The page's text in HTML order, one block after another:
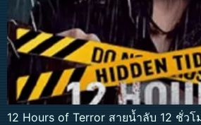
12 Hours of Terror สายน้ำลับ 12 ชั่ว